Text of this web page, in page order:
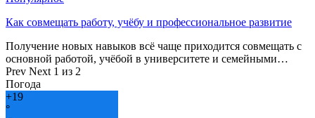
Как совмещать работу, учёбу и профессиональное развитие
Получение новых навыков всё чаще приходится совмещать с
основной работой, учёбой в университете и семейными…
Prev Next 1 из 2
Погода
+19
°